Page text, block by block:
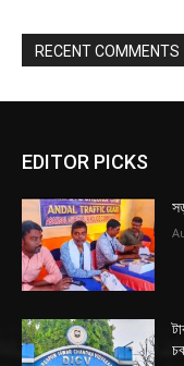
RECENT COMMENTS
EDITOR PICKS